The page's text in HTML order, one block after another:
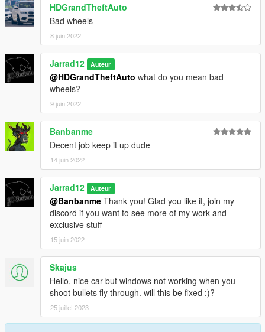
HDGrandTheftAuto
Bad wheels
8 juin 2022
Jarrad12 Auteur
@HDGrandTheftAuto what do you mean bad
wheels?
9 juin 2022
Banbanme
Decent job keep it up dude
14 juin 2022
Jarrad12 Auteur
@Banbanme Thank you! Glad you like it, join my
discord if you want to see more of my work and
exclusive stuff
15 juin 2022
Skajus
Hello, nice car but windows not working when you
shoot bullets fly through. will this be fixed :)?
25 juillet 2023